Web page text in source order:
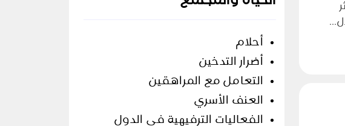
أحلام
أضرار التدخين
التعامل مع المراهقين
العنف اﻷسري
الفعاليات الترفيهية فى الدول